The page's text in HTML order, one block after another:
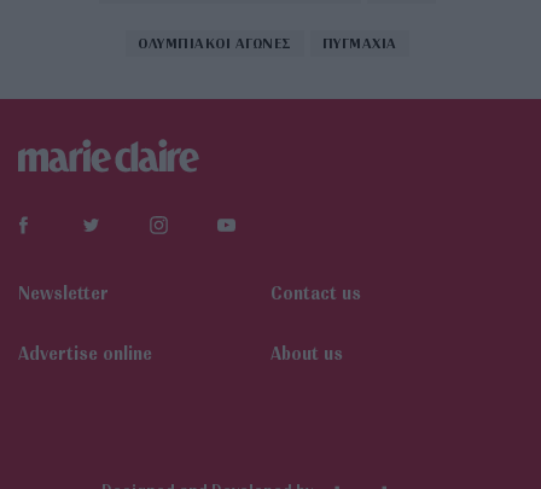
ΟΛΥΜΠΙΑΚΟΙ ΑΓΩΝΕΣ ΠΥΓΜΑΧΙΑ
Newsletter Contact us
Αdvertise online About us